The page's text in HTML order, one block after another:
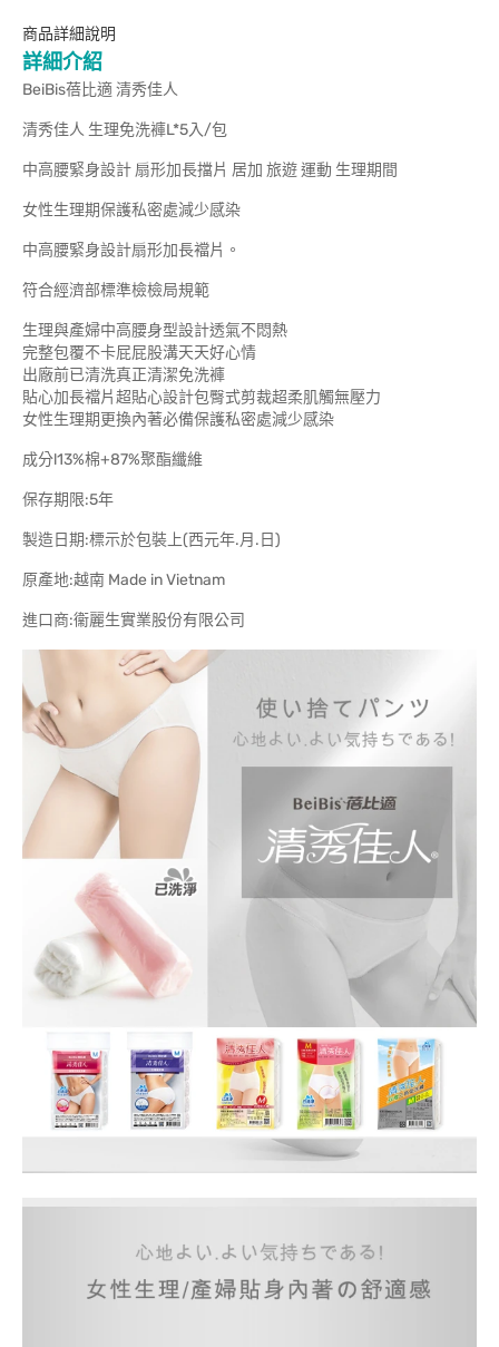
商品詳細說明
詳細介紹
BeiBis蓓比適 清秀佳人
清秀佳人 生理免洗褲L*5入/包
中高腰緊身設計 扇形加長擋片 居加 旅遊 運動 生理期間
女性生理期保護私密處減少感染
中高腰緊身設計扇形加長襠片。
符合經濟部標準檢檢局規範
生理與產婦中高腰身型設計透氣不悶熱
完整包覆不卡屁屁股溝天天好心情
出廠前已清洗真正清潔免洗褲
貼心加長襠片超貼心設計包臀式剪裁超柔肌觸無壓力
女性生理期更換內著必備保護私密處減少感染
成分l13%棉+87%聚酯纖維
保存期限:5年
製造日期:標示於包裝上(西元年.月.日)
原產地:越南 Made in Vietnam
進口商:衞麗生實業股份有限公司